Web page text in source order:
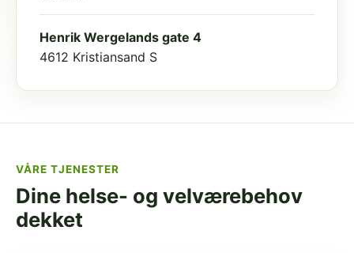
Henrik Wergelands gate 4
4612 Kristiansand S
VÅRE TJENESTER
Dine helse- og velværebehov
dekket